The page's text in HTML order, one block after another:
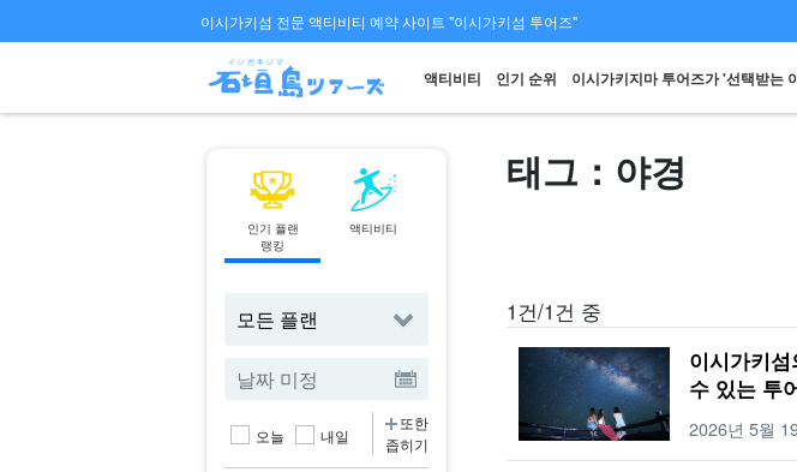
이시가키섬 전문 액티비티 예약 사이트 "이시가키섬 투어즈"
액티비티 인기 순위 이시가키지마 투어즈가 '선택받는
인기 플랜
랭킹
액티비티
오늘 내일
또한
좁히기
태그：야경
1건/1건 중
이시가키
수 있는 투
2026년 5월